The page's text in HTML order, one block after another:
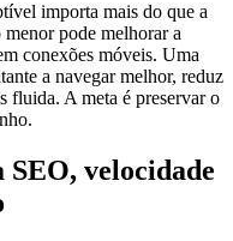
importa mais do que a
pode melhorar a
conexões móveis. Uma
a navegar melhor, reduz
fluida. A meta é preservar o
velocidade